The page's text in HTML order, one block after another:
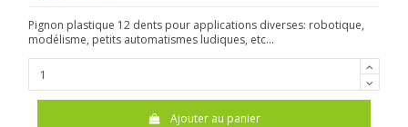
Pignon plastique 12 dents pour applications diverses: robotique,
modélisme, petits automatismes ludiques, etc...
Ajouter au panier